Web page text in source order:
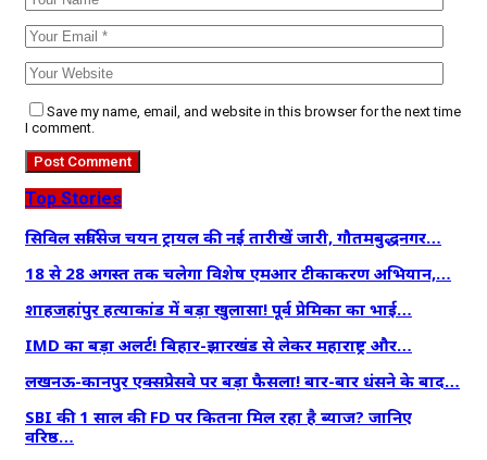
Save my name, email, and website in this browser for the next time
I comment.
Top Stories
सिविल सर्विसेज चयन ट्रायल की नई तारीखें जारी, गौतमबुद्धनगर…
18 से 28 अगस्त तक चलेगा विशेष एमआर टीकाकरण अभियान,…
शाहजहांपुर हत्याकांड में बड़ा खुलासा! पूर्व प्रेमिका का भाई…
IMD का बड़ा अलर्ट! बिहार-झारखंड से लेकर महाराष्ट्र और…
लखनऊ-कानपुर एक्सप्रेसवे पर बड़ा फैसला! बार-बार धंसने के बाद…
SBI की 1 साल की FD पर कितना मिल रहा है ब्याज? जानिए
वरिष्ठ…